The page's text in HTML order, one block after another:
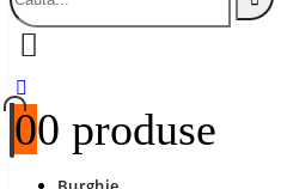
00 produse